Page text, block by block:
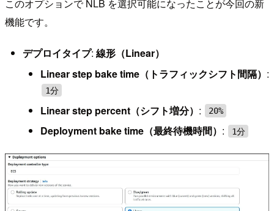
このオプションで NLB を選択可能になったことが今回の新
機能です。
デプロイタイプ: 線形（Linear）
Linear step bake time（トラフィックシフト間隔） :
1分
Linear step percent（シフト増分） : 20%
Deployment bake time（最終待機時間） : 1分